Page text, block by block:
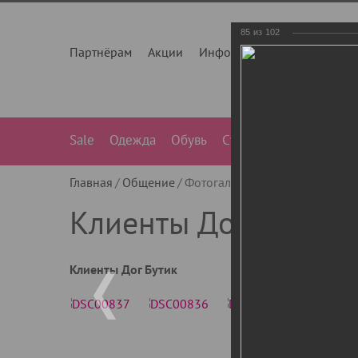
Партнёрам Акции Инфо О нас
Sale Одежда Обувь Сумки
Главная Общение Фотогалерея
Клиенты Дог Бутик
Клиенты Дог Бутик
85 из 102